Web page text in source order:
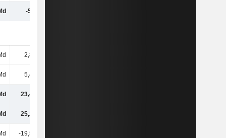
-5,7 Md
2,81 Md
5,46 Md
23,48 Md
25,27 Md
-19,59 Md